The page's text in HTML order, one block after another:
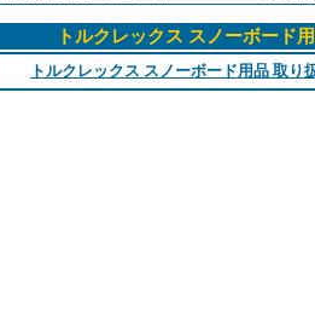
トルクレックス スノーボード
トルクレックス スノーボード用品 取り